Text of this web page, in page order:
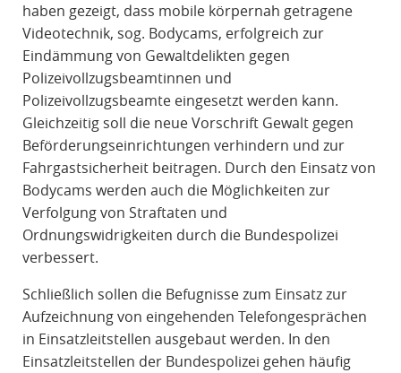
haben gezeigt, dass mobile körpernah getragene
Videotechnik, sog. Bodycams, erfolgreich zur
Eindämmung von Gewaltdelikten gegen
Polizeivollzugsbeamtinnen und
Polizeivollzugsbeamte eingesetzt werden kann.
Gleichzeitig soll die neue Vorschrift Gewalt gegen
Beförderungseinrichtungen verhindern und zur
Fahrgastsicherheit beitragen. Durch den Einsatz von
Bodycams werden auch die Möglichkeiten zur
Verfolgung von Straftaten und
Ordnungswidrigkeiten durch die Bundespolizei
verbessert.
Schließlich sollen die Befugnisse zum Einsatz zur
Aufzeichnung von eingehenden Telefongesprächen
in Einsatzleitstellen ausgebaut werden. In den
Einsatzleitstellen der Bundespolizei gehen häufig